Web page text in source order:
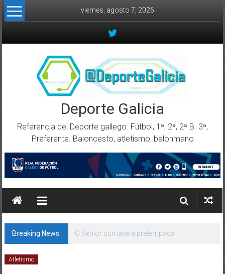
Skip to content
viernes, agosto 7, 2026
Deporte Galicia
Referencia del Deporte gallego. Fútbol, 1ª, 2ª, 2ª B. 3ª,
Preferente. Baloncesto, atletismo, balonmano
Breaking News: O Sénior súmase á pretempada
Atletismo